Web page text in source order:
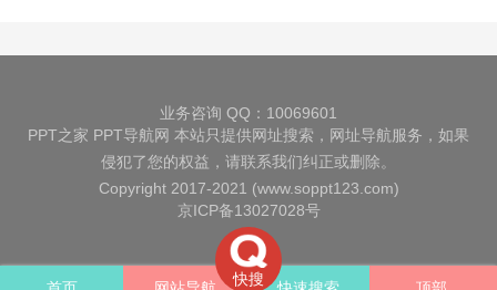
快搜
业务咨询 QQ：10069601
PPT之家 PPT导航网 本站只提供网址搜索，网址导航服务，如果
侵犯了您的权益，请联系我们纠正或删除。
Copyright 2017-2021 (www.soppt123.com)
京ICP备13027028号